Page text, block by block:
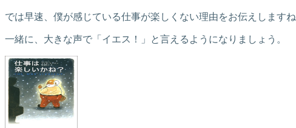
では早速、僕が感じている仕事が楽しくない理由をお伝えします
一緒に、大きな声で「イエス！」と言えるようになりましょう。